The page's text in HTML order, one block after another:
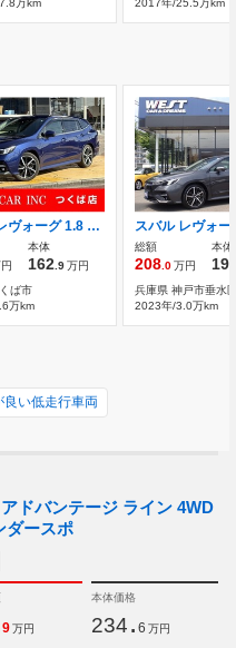
万km 2017年/25.5万km
スバル レヴォーグ 1.8 GT-H 4WD 衝突被害軽減 レーンアシスト 134星
本体
162.9万円
ば市
万km
総額
208.0万円
本体
兵庫県 神戸市垂水
2023年/3.0万km
良い低走行車両
ドバンテージ ライン 4WD
ダースポ
9 万円
本体価格
234. 6 万円